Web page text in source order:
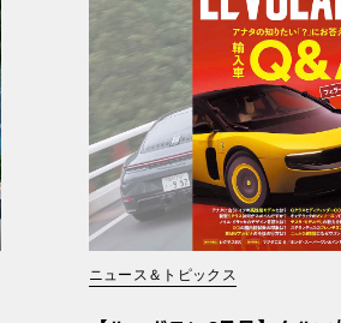
ニュース＆トピックス